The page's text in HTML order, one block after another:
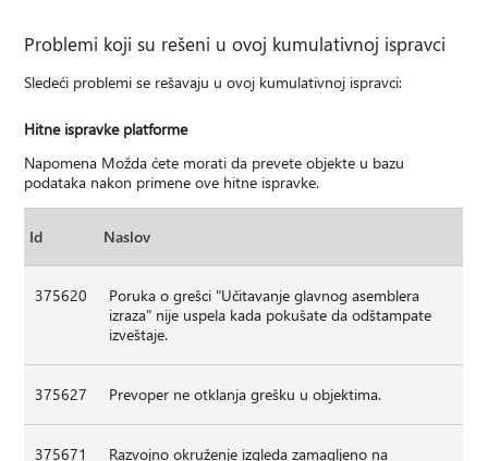
Problemi koji su rešeni u ovoj kumulativnoj ispravci
Sledeći problemi se rešavaju u ovoj kumulativnoj ispravci:
Hitne ispravke platforme
Napomena Možda ćete morati da prevete objekte u bazu
podataka nakon primene ove hitne ispravke.
Id Naslov
375620
Poruka o grešci "Učitavanje glavnog asemblera
izraza" nije uspela kada pokušate da odštampate
izveštaje.
375627 Prevoper ne otklanja grešku u objektima.
375671
Razvojno okruženje izgleda zamagljeno na